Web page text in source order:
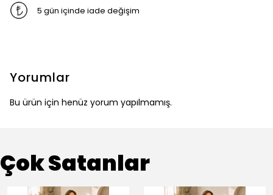
5 gün içinde iade değişim
Yorumlar
Bu ürün için henüz yorum yapılmamış.
Çok Satanlar